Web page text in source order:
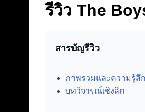
รีวิว The
สารบัญรีวิว
ภาพรวมและความรู้สึ
บทวิจารณ์เชิงลึก